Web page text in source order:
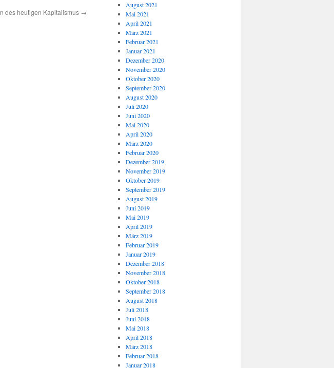
des heutigen Kapitalismus →
August 2021
Mai 2021
April 2021
März 2021
Februar 2021
Januar 2021
Dezember 2020
November 2020
Oktober 2020
September 2020
August 2020
Juli 2020
Juni 2020
Mai 2020
April 2020
März 2020
Februar 2020
Dezember 2019
November 2019
Oktober 2019
September 2019
August 2019
Juni 2019
Mai 2019
April 2019
März 2019
Februar 2019
Januar 2019
Dezember 2018
November 2018
Oktober 2018
September 2018
August 2018
Juli 2018
Juni 2018
Mai 2018
April 2018
März 2018
Februar 2018
Januar 2018